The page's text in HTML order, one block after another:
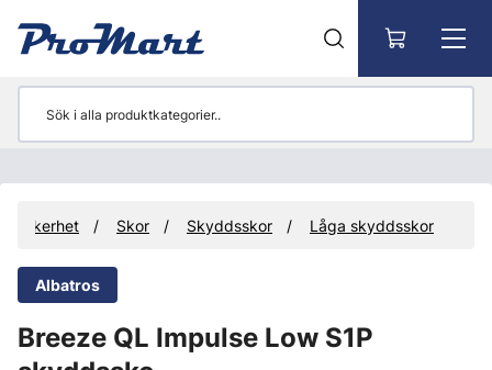
Skor Skyddsskor Låga skyddsskor
Albatros
Breeze QL Impulse Low S1P